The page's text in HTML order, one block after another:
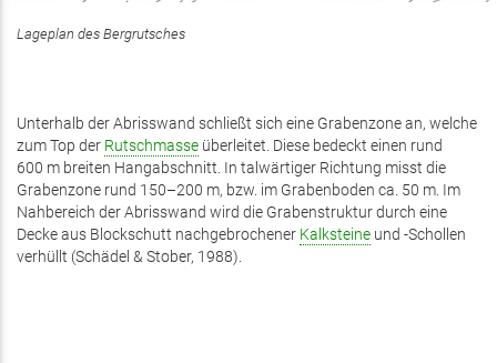
Lageplan des Bergrutsches
Unterhalb der Abrisswand schließt sich eine Grabenzone an, welche
zum Top der Rutschmasse überleitet. Diese bedeckt einen rund
600 m breiten Hangabschnitt. In talwärtiger Richtung misst die
Grabenzone rund 150–200 m, bzw. im Grabenboden ca. 50 m. Im
Nahbereich der Abrisswand wird die Grabenstruktur durch eine
Decke aus Blockschutt nachgebrochener Kalksteine und -Schollen
verhüllt (Schädel & Stober, 1988).